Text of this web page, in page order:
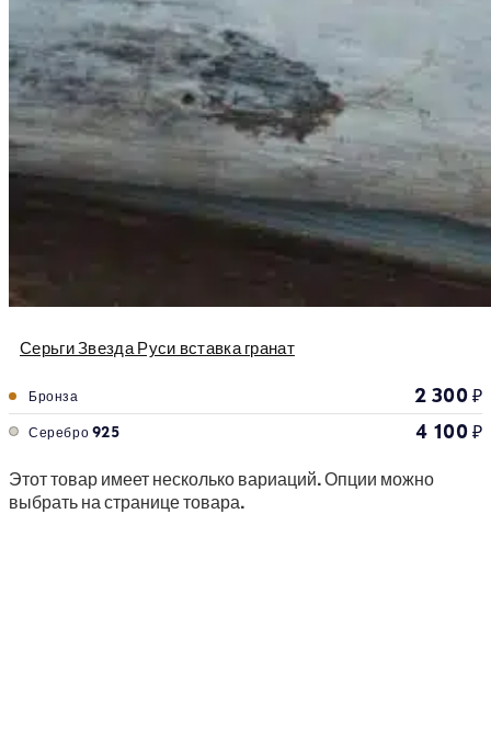
Серьги Звезда Руси вставка гранат
Бронза 2 300₽
Серебро 925 4 100₽
Этот товар имеет несколько вариаций. Опции можно
выбрать на странице товара.